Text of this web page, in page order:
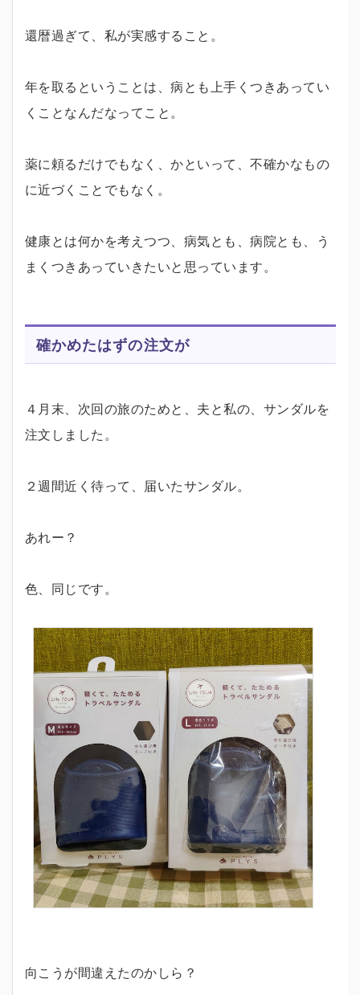
還暦過ぎて、私が実感すること。
年を取るということは、病とも上手くつきあってい
くことなんだなってこと。
薬に頼るだけでもなく、かといって、不確かなもの
に近づくことでもなく。
健康とは何かを考えつつ、病気とも、病院とも、う
まくつきあっていきたいと思っています。
確かめたはずの注文が
４月末、次回の旅のためと、夫と私の、サンダルを
注文しました。
２週間近く待って、届いたサンダル。
あれー？
色、同じです。
向こうが間違えたのかしら？